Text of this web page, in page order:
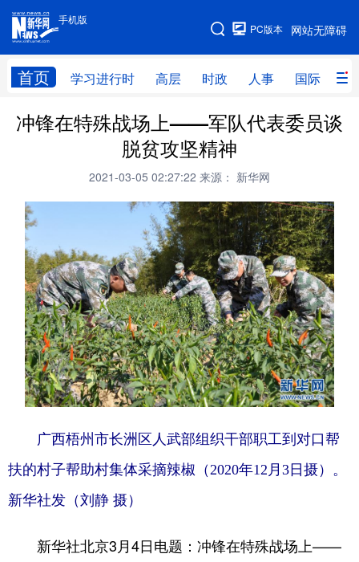
手机版
网站无障碍
PC版本
首页 学习进行时 高层 时政 人事 国际 财
手机版
网站地图
学习进行时 高层 时政 人事
财经 网评
全球连线
量子 体育
文化 书画 健康 军事
访谈 视频 图片 政务
法律 中央文件 金融 汽车
食品 人居 信息化 数字经济
学术中国 乡村振兴 银龄 溯源中国
公益 一带一路
冲锋在特殊战场上——军队代表委员谈
脱贫攻坚精神
2021-03-05 02:27:22 来源： 新华网
广西梧州市长洲区人武部组织干部职工到对口帮
扶的村子帮助村集体采摘辣椒（2020年12月3日摄）。
新华社发（刘静 摄）
新华社北京3月4日电题：冲锋在特殊战场上——